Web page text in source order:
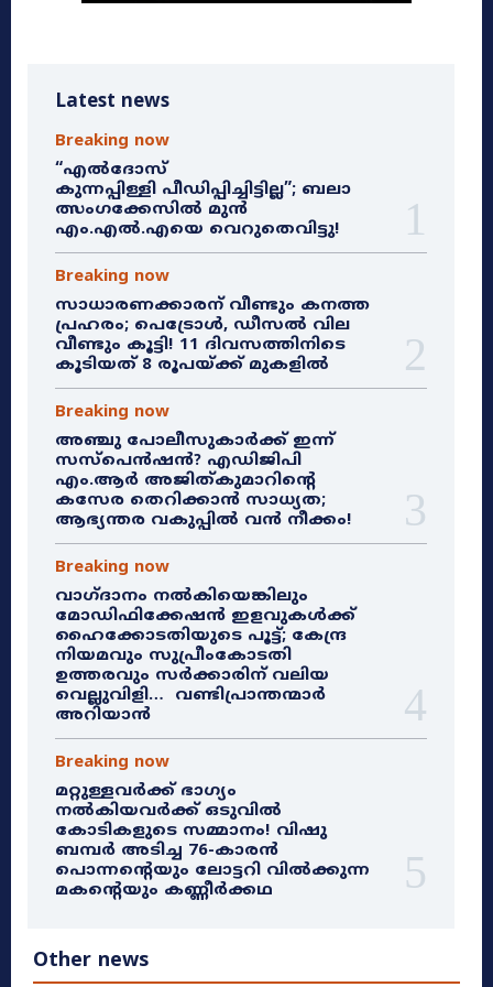
Latest news
Breaking now
“എൽദോസ്
കുന്നപ്പിള്ളി പീഡിപ്പിച്ചിട്ടില്ല”; ബലാ
ത്സംഗക്കേസിൽ മുൻ
എം.എൽ.എയെ വെറുതെവിട്ടു!
Breaking now
സാധാരണക്കാരന് വീണ്ടും കനത്ത
പ്രഹരം; പെട്രോൾ, ഡീസൽ വില
വീണ്ടും കൂട്ടി! 11 ദിവസത്തിനിടെ
കൂടിയത് 8 രൂപയ്ക്ക് മുകളിൽ
Breaking now
അഞ്ചു പോലീസുകാർക്ക് ഇന്ന്
സസ്‌പെൻഷൻ? എഡിജിപി
എം.ആർ അജിത്കുമാറിൻ്റെ
കസേര തെറിക്കാൻ സാധ്യത;
ആഭ്യന്തര വകുപ്പിൽ വൻ നീക്കം!
Breaking now
വാഗ്ദാനം നൽകിയെങ്കിലും
മോഡിഫിക്കേഷൻ ഇളവുകൾക്ക്
ഹൈക്കോടതിയുടെ പൂട്ട്; കേന്ദ്ര
നിയമവും സുപ്രീംകോടതി
ഉത്തരവും സർക്കാരിന് വലിയ
വെല്ലുവിളി… വണ്ടിപ്രാന്തന്മാർ
അറിയാൻ
Breaking now
മറ്റുള്ളവർക്ക് ഭാഗ്യം
നൽകിയവർക്ക് ഒടുവിൽ
കോടികളുടെ സമ്മാനം! വിഷു
ബമ്പർ അടിച്ച 76-കാരൻ
പൊന്നന്റെയും ലോട്ടറി വിൽക്കുന്ന
മകന്റെയും കണ്ണീർക്കഥ
Other news